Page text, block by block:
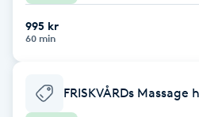
Cryoterapi
D
Damklippning
995 kr
60 min
FRISKVÅRDs Massage